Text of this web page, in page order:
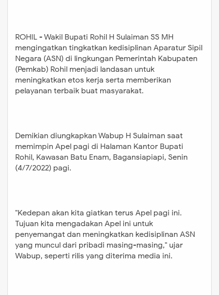
ROHIL - Wakil Bupati Rohil H Sulaiman SS MH
mengingatkan tingkatkan kedisiplinan Aparatur Sipil
Negara (ASN) di lingkungan Pemerintah Kabupaten
(Pemkab) Rohil menjadi landasan untuk
meningkatkan etos kerja serta memberikan
pelayanan terbaik buat masyarakat.
Demikian diungkapkan Wabup H Sulaiman saat
memimpin Apel pagi di Halaman Kantor Bupati
Rohil, Kawasan Batu Enam, Bagansiapiapi, Senin
(4/7/2022) pagi.
"Kedepan akan kita giatkan terus Apel pagi ini.
Tujuan kita mengadakan Apel ini untuk
penyemangat dan meningkatkan kedisiplinan ASN
yang muncul dari pribadi masing-masing," ujar
Wabup, seperti rilis yang diterima media ini.